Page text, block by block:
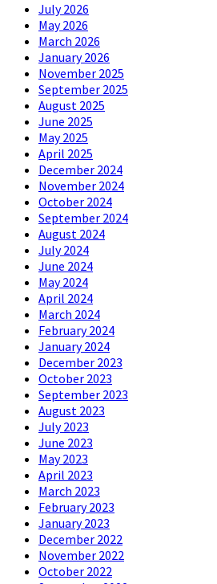
July 2026
May 2026
March 2026
January 2026
November 2025
September 2025
August 2025
June 2025
May 2025
April 2025
December 2024
November 2024
October 2024
September 2024
August 2024
July 2024
June 2024
May 2024
April 2024
March 2024
February 2024
January 2024
December 2023
October 2023
September 2023
August 2023
July 2023
June 2023
May 2023
April 2023
March 2023
February 2023
January 2023
December 2022
November 2022
October 2022